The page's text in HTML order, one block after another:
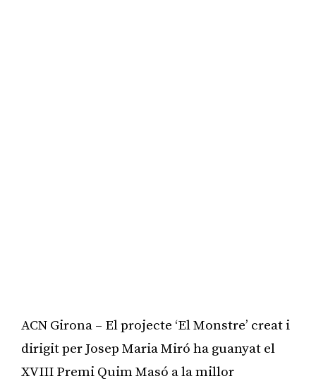
ACN Girona – El projecte ‘El Monstre’ creat i
dirigit per Josep Maria Miró ha guanyat el
XVIII Premi Quim Masó a la millor